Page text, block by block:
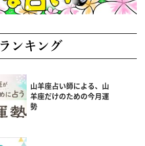
ランキング
山羊座占い師による、山
羊座だけのための今月運
勢